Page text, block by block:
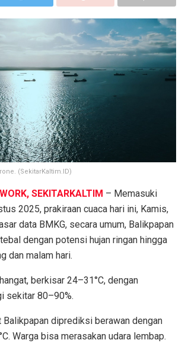
(SekitarKaltim.ID)
SEKITARKALTIM – Memasuki
2025, prakiraan cuaca hari ini, Kamis,
data BMKG, secara umum, Balikpapan
dengan potensi hujan ringan hingga
dan malam hari.
berkisar 24–31°C, dengan
sekitar 80–90%.
Balikpapan diprediksi berawan dengan
Warga bisa merasakan udara lembap.